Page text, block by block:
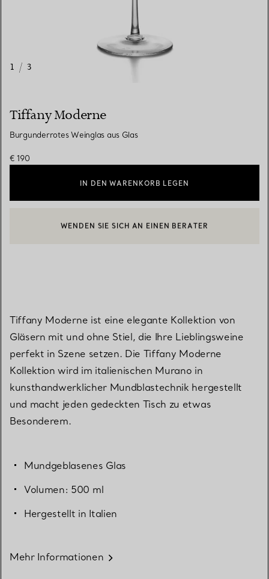
1 / 3
Tiffany Moderne
Burgunderrotes Weinglas aus Glas
€ 190
IN DEN WARENKORB LEGEN
EINEN KUNDENBERATER KONTAKTIEREN ODER EINEN
Tiffany Moderne ist eine elegante Kollektion von
Gläsern mit und ohne Stiel, die Ihre Lieblingsweine
perfekt in Szene setzen. Die Tiffany Moderne
Kollektion wird im italienischen Murano in
kunsthandwerklicher Mundblastechnik hergestellt
und macht jeden gedeckten Tisch zu etwas
Besonderem.
Mundgeblasenes Glas
Volumen: 500 ml
Hergestellt in Italien
Mehr Informationen